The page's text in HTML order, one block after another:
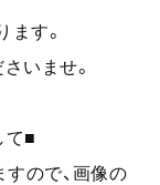
す。
いませ。
て■
すので、画像の